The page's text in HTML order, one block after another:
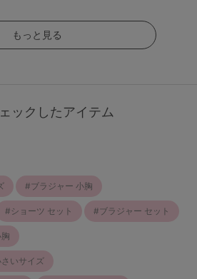
もっと見る
ックしたアイテム
ブラジャー 小胸
ショーツ セット ブラジャー セット
いサイズ